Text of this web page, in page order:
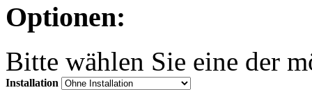
Optionen:
Bitte wählen Sie eine der
Installation